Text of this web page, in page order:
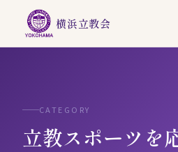
横浜立教会
CATEGORY
立教スポーツを